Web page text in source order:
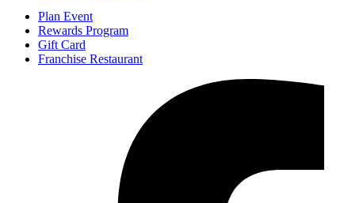
Plan Event
Rewards Program
Gift Card
Franchise Restaurant